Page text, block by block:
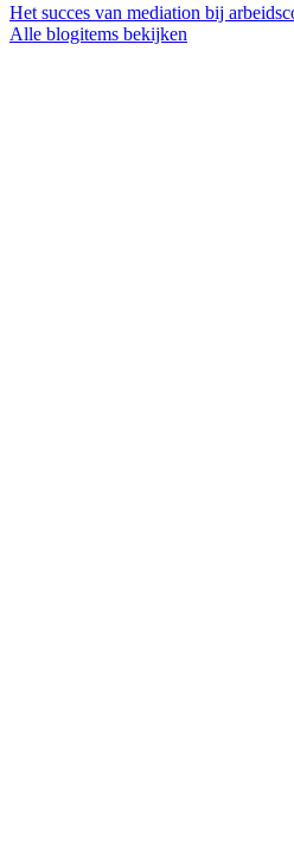
Het succes van mediation bij
Alle blogitems bekijken